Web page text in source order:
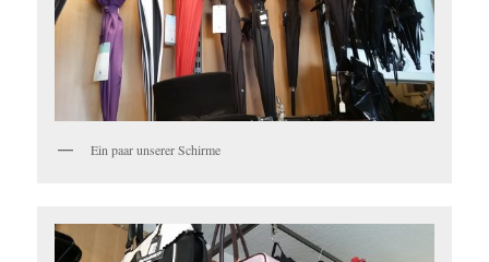
Ein paar unserer Schirme